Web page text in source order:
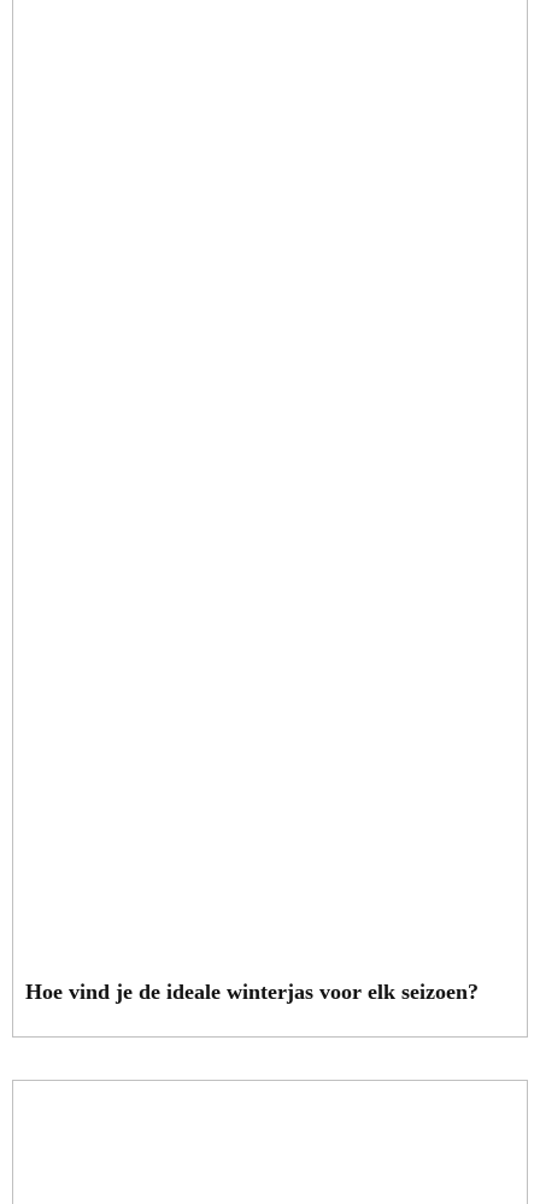
Hoe vind je de ideale winterjas voor elk seizoen?